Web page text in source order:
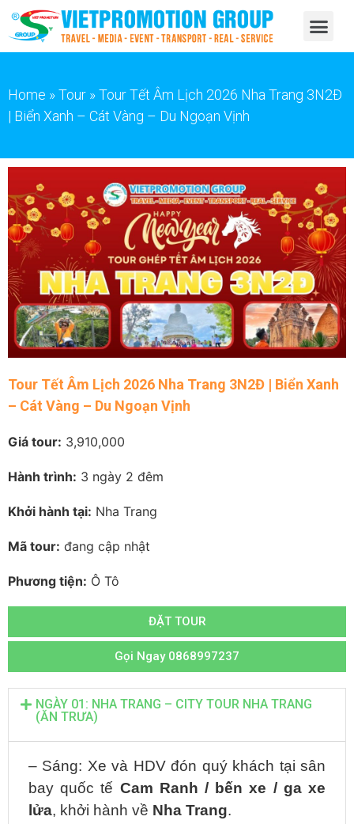
Home »Tour »Tour Tết Âm Lịch 2026 Nha Trang 3N2Đ
| Biển Xanh – Cát Vàng – Du Ngoạn Vịnh
Tour Tết Âm Lịch 2026 Nha Trang 3N2Đ | Biển Xanh
– Cát Vàng – Du Ngoạn Vịnh
Giá tour: 3,910,000
Hành trình: 3 ngày 2 đêm
Khởi hành tại: Nha Trang
Mã tour: đang cập nhật
Phương tiện: Ô Tô
ĐẶT TOUR
Gọi Ngay 0868997237
NGÀY 01: NHA TRANG – CITY TOUR NHA TRANG
(ĂN TRƯA)
– Sáng: Xe và HDV đón quý khách tại sân
bay quốc tế Cam Ranh / bến xe / ga xe
lửa, khởi hành về Nha Trang.